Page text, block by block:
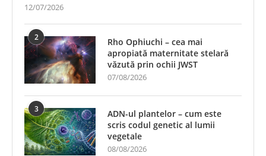
12/07/2026
2
Rho Ophiuchi – cea mai
apropiată maternitate stelară
văzută prin ochii JWST
07/08/2026
3
ADN-ul plantelor – cum este
scris codul genetic al lumii
vegetale
08/08/2026